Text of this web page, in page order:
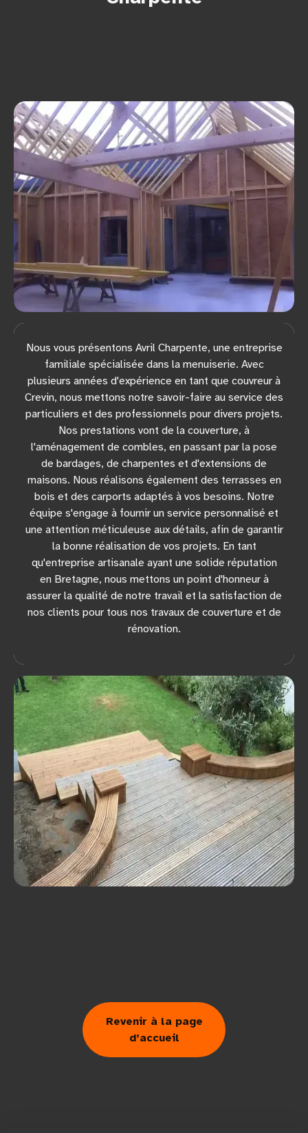
Nous vous présentons Avril Charpente, une entreprise
familiale spécialisée dans la menuiserie. Avec
plusieurs années d'expérience en tant que couvreur à
Crevin, nous mettons notre savoir-faire au service des
particuliers et des professionnels pour divers projets.
Nos prestations vont de la couverture, à
l'aménagement de combles, en passant par la pose
de bardages, de charpentes et d'extensions de
maisons. Nous réalisons également des terrasses en
bois et des carports adaptés à vos besoins. Notre
équipe s'engage à fournir un service personnalisé et
une attention méticuleuse aux détails, afin de garantir
la bonne réalisation de vos projets. En tant
qu'entreprise artisanale ayant une solide réputation
en Bretagne, nous mettons un point d'honneur à
assurer la qualité de notre travail et la satisfaction de
nos clients pour tous nos travaux de couverture et de
rénovation.
Revenir à la page
d’accueil